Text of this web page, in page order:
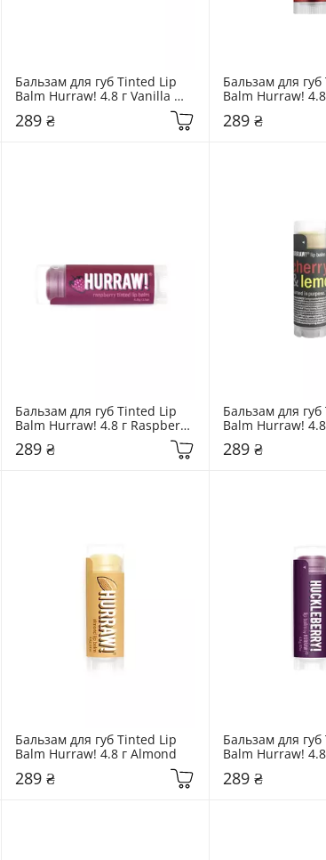
Бальзам для губ Tinted Lip
Balm Hurraw! 4.8 г Vanilla
289 ₴
Бальзам для
Balm Hurraw!
289 ₴
Бальзам для губ Tinted Lip
Balm Hurraw! 4.8 г Raspberry
289 ₴
Бальзам для
Balm Hurraw!
289 ₴
Бальзам для губ Tinted Lip
Balm Hurraw! 4.8 г Almond
289 ₴
Бальзам для
Balm Hurraw!
289 ₴